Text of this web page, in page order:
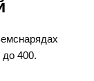
400.